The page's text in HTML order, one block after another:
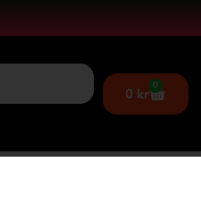
0 kr 0